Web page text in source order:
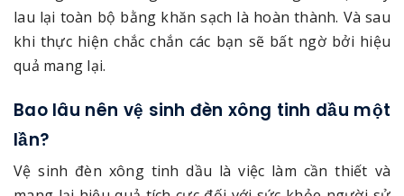
lau lại toàn bộ bằng khăn sạch là hoàn thành. Và sau
khi thực hiện chắc chắn các bạn sẽ bất ngờ bởi hiệu
quả mang lại.
Bao lâu nên vệ sinh đèn xông tinh dầu một
lần?
Vệ sinh đèn xông tinh dầu là việc làm cần thiết và